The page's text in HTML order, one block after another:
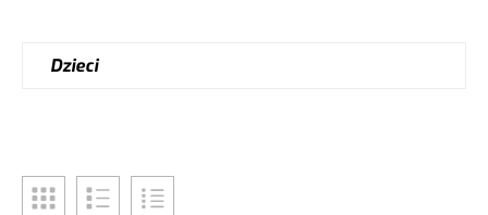
Dzieci